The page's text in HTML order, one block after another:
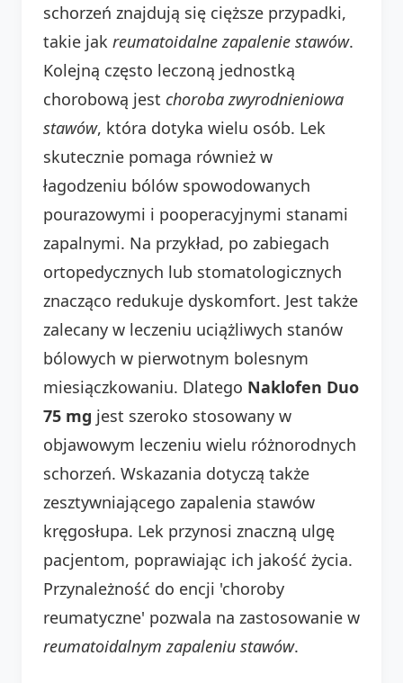
schorzeń znajdują się cięższe przypadki,
takie jak reumatoidalne zapalenie stawów.
Kolejną często leczoną jednostką
chorobową jest choroba zwyrodnieniowa
stawów, która dotyka wielu osób. Lek
skutecznie pomaga również w
łagodzeniu bólów spowodowanych
pourazowymi i pooperacyjnymi stanami
zapalnymi. Na przykład, po zabiegach
ortopedycznych lub stomatologicznych
znacząco redukuje dyskomfort. Jest także
zalecany w leczeniu uciążliwych stanów
bólowych w pierwotnym bolesnym
miesiączkowaniu. Dlatego Naklofen Duo
75 mg jest szeroko stosowany w
objawowym leczeniu wielu różnorodnych
schorzeń. Wskazania dotyczą także
zesztywniającego zapalenia stawów
kręgosłupa. Lek przynosi znaczną ulgę
pacjentom, poprawiając ich jakość życia.
Przynależność do encji 'choroby
reumatyczne' pozwala na zastosowanie w
reumatoidalnym zapaleniu stawów.